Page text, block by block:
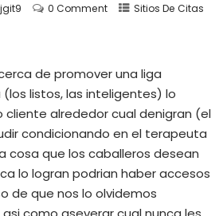
0 Comment
Sitios De Citas
de promover una liga
listos, las inteligentes) lo
cliente alrededor cual denigran (el
condicionando en el terapeuta
cosa que los caballeros desean
lo logran podrian haber accesos
de que nos lo olvidemos